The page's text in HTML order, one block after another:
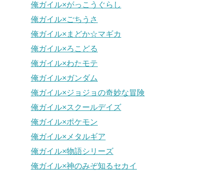
俺ガイル×がっこうぐらし
俺ガイル×ごちうさ
俺ガイル×まどか☆マギカ
俺ガイル×ろこどる
俺ガイル×わたモテ
俺ガイル×ガンダム
俺ガイル×ジョジョの奇妙な冒険
俺ガイル×スクールデイズ
俺ガイル×ポケモン
俺ガイル×メタルギア
俺ガイル×物語シリーズ
俺ガイル×神のみぞ知るセカイ